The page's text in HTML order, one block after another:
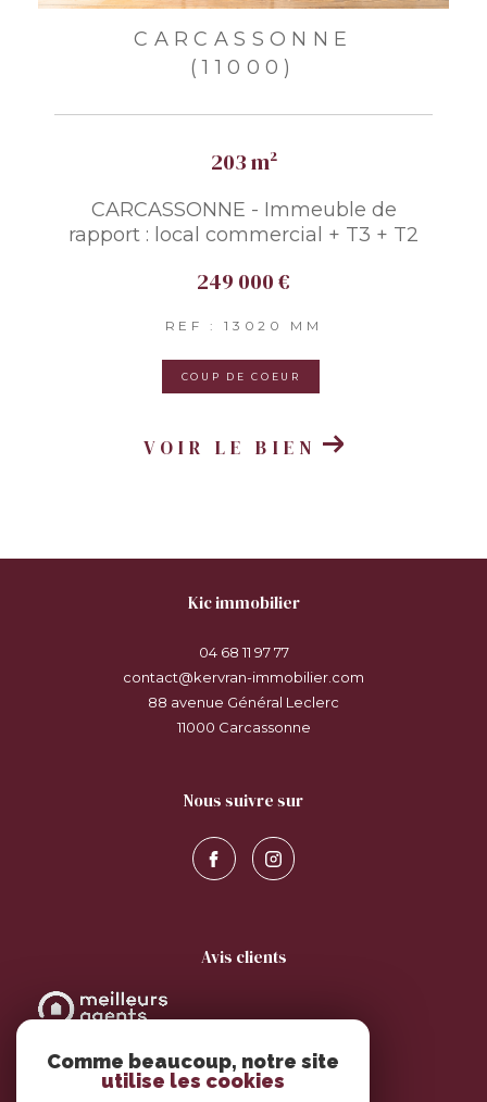
CARCASSONNE
(11000)
203 m²
CARCASSONNE - Immeuble de
rapport : local commercial + T3 + T2
249 000 €
REF : 13020 MM
COUP DE COEUR
VOIR LE BIEN
kic immobilier
04 68 11 97 77
contact@kervran-immobilier.com
88 avenue Général Leclerc
11000
carcassonne
nous suivre sur
avis clients
Comme beaucoup, notre site
utilise les cookies